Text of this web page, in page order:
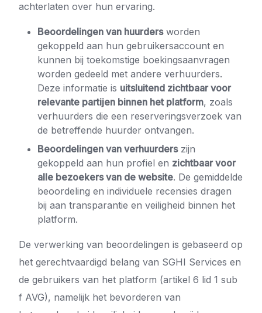
achterlaten over hun ervaring.
Beoordelingen van huurdersworden
gekoppeld aan hun gebruikersaccount en
kunnen bij toekomstige boekingsaanvragen
worden gedeeld met andere verhuurders.
Deze informatie is uitsluitend zichtbaar voor
relevante partijen binnen het platform, zoals
verhuurders die een reserveringsverzoek van
de betreffende huurder ontvangen.
Beoordelingen van verhuurderszijn
gekoppeld aan hun profiel en zichtbaar voor
alle bezoekers van de website. De gemiddelde
beoordeling en individuele recensies dragen
bij aan transparantie en veiligheid binnen het
platform.
De verwerking van beoordelingen is gebaseerd op
het gerechtvaardigd belang van SGHI Services en
de gebruikers van het platform (artikel 6 lid 1 sub
f AVG), namelijk het bevorderen van